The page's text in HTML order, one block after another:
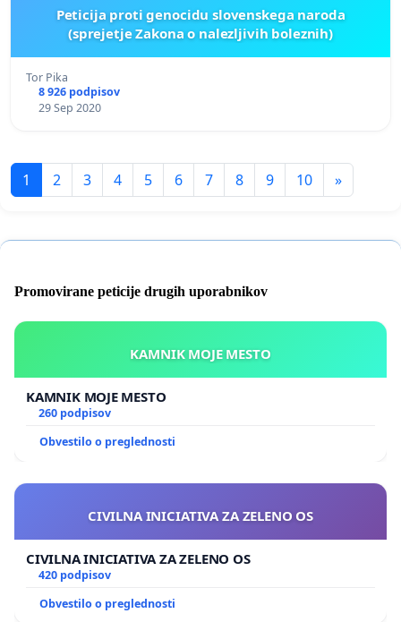
Peticija proti genocidu slovenskega naroda
(sprejetje Zakona o nalezljivih boleznih)
Tor Pika
8 926 podpisov
29 Sep 2020
1 2 3 4 5 6 7 8 9 10 »
Promovirane peticije drugih uporabnikov
KAMNIK MOJE MESTO
KAMNIK MOJE MESTO
260 podpisov
Obvestilo o preglednosti
CIVILNA INICIATIVA ZA ZELENO OS
CIVILNA INICIATIVA ZA ZELENO OS
420 podpisov
Obvestilo o preglednosti